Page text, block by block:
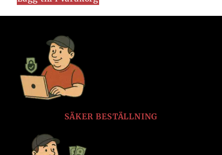
SÄKER BESTÄLLNING